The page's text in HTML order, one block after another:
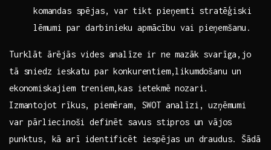
komandas spējas, var⁢ tikt pieņemti stratēģiski
⁢lēmumi ⁤par darbinieku‍ apmācību vai ⁤pieņemšanu.
Turklāt ārējās vides analīze ir ne mazāk svarīga,jo
tā sniedz ieskatu par konkurentiem,likumdošanu un
‍ekonomiskajiem treniem,kas ietekmē nozari.
Izmantojot rīkus, piemēram, SWOT analīzi, uzņēmumi
var⁤ pārliecinoši definēt savus stipros un vājos
punktus, kā arī identificēt iespējas‌ un draudus. Šādā⁣